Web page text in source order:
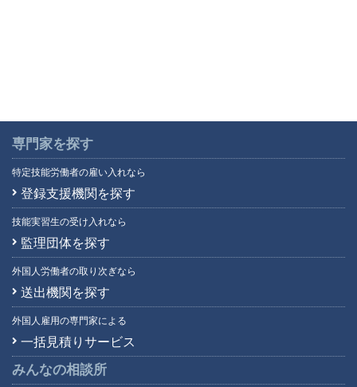
専門家を探す
特定技能労働者の雇い入れなら
登録支援機関を探す
技能実習生の受け入れなら
監理団体を探す
外国人労働者の取り次ぎなら
送出機関を探す
外国人雇用の専門家による
一括見積りサービス
みんなの相談所